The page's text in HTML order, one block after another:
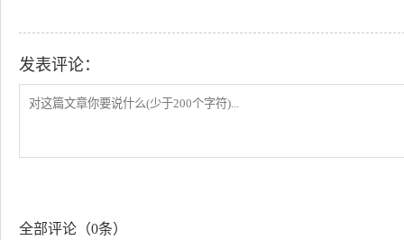
发表评论：
全部评论（0条）